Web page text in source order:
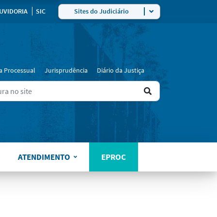
SIC Sites do Judiciário
Processual Jurisprudência Diário da Justiça
Ir
resultado
ATENDIMENTO EPROC